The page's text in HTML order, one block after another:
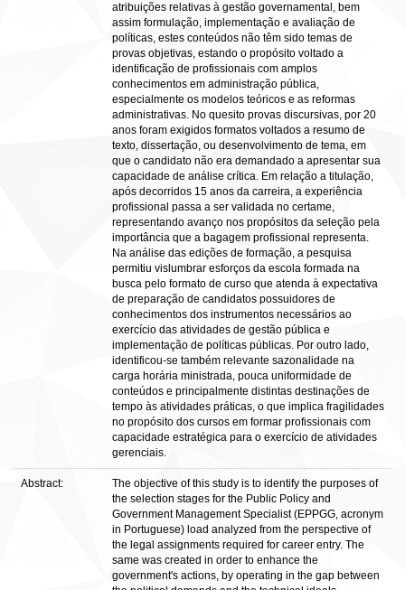
atribuições relativas à gestão governamental, bem
assim formulação, implementação e avaliação de
políticas, estes conteúdos não têm sido temas de
provas objetivas, estando o propósito voltado a
identificação de profissionais com amplos
conhecimentos em administração pública,
especialmente os modelos teóricos e as reformas
administrativas. No quesito provas discursivas, por 20
anos foram exigidos formatos voltados a resumo de
texto, dissertação, ou desenvolvimento de tema, em
que o candidato não era demandado a apresentar sua
capacidade de análise crítica. Em relação a titulação,
após decorridos 15 anos da carreira, a experiência
profissional passa a ser validada no certame,
representando avanço nos propósitos da seleção pela
importância que a bagagem profissional representa.
Na análise das edições de formação, a pesquisa
permitiu vislumbrar esforços da escola formada na
busca pelo formato de curso que atenda à expectativa
de preparação de candidatos possuidores de
conhecimentos dos instrumentos necessários ao
exercício das atividades de gestão pública e
implementação de políticas públicas. Por outro lado,
identificou-se também relevante sazonalidade na
carga horária ministrada, pouca uniformidade de
conteúdos e principalmente distintas destinações de
tempo às atividades práticas, o que implica fragilidades
no propósito dos cursos em formar profissionais com
capacidade estratégica para o exercício de atividades
gerenciais.
Abstract:
The objective of this study is to identify the purposes of
the selection stages for the Public Policy and
Government Management Specialist (EPPGG, acronym
in Portuguese) load analyzed from the perspective of
the legal assignments required for career entry. The
same was created in order to enhance the
government's actions, by operating in the gap between